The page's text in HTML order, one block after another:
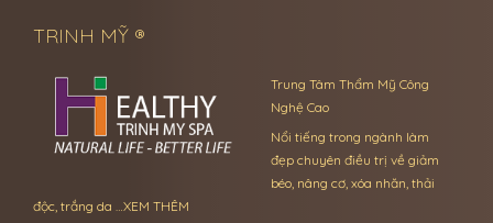
TRINH MỸ ®
Trung Tâm Thẩm Mỹ Công
Nghệ Cao
Nổi tiếng trong ngành làm
đẹp chuyên điều trị về giảm
béo, nâng cơ, xóa nhăn, thải
độc, trắng da …XEM THÊM